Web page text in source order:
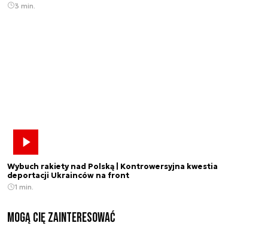
3 min.
Wybuch rakiety nad Polską | Kontrowersyjna kwestia
deportacji Ukrainców na front
1 min.
Mogą Cię zainteresować